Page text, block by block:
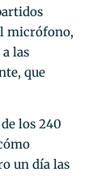
micrófono,
las
que
los 240
un día las